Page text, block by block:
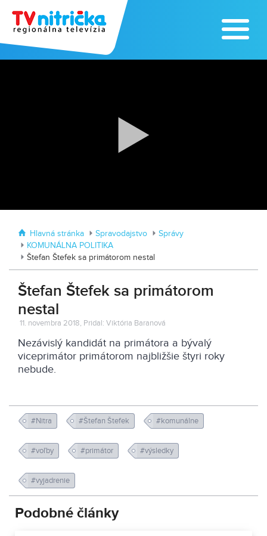
Traktormánia 2025 s pozvánkou
Hlavná stránka Spravodajstvo
Správy
KOMUNÁLNA POLITIKA
Štefan Štefek sa primátorom nestal
Štefan Štefek sa primátorom
nestal
11. novembra 2018, Pridal: Viktória Baranová
Nezávislý kandidát na primátora a bývalý
viceprimátor primátorom najbližšie štyri roky
nebude.
#Nitra #Štefan Štefek #komunálne
#voľby #primátor #výsledky
#vyjadrenie
Podobné články